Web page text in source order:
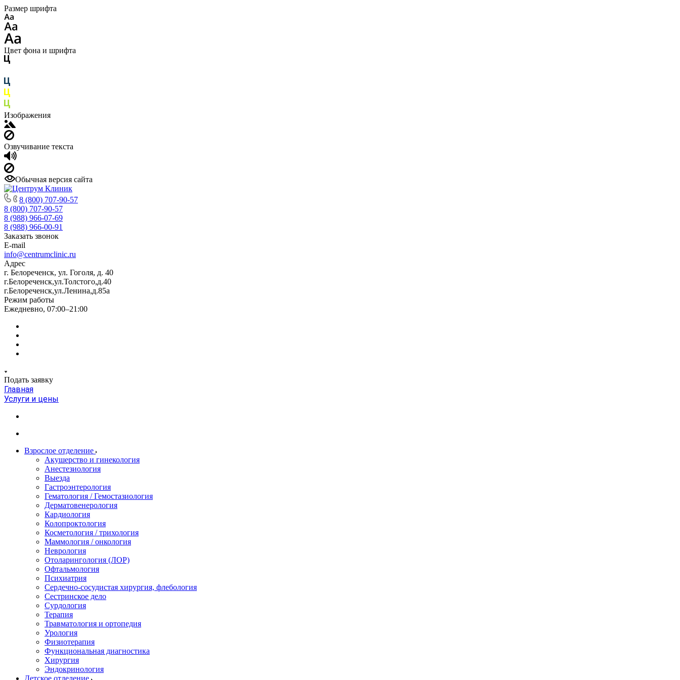
Размер шрифта
Цвет фона и шрифта
Изображения
Озвучивание текста
Обычная версия сайта
8 (800) 707-90-57
8 (800) 707-90-57
8 (988) 966-07-69
8 (988) 966-00-91
Заказать звонок
E-mail
info@centrumclinic.ru
Адрес
г. Белореченск, ул. Гоголя, д. 40
г.Белореченск,ул.Толстого,д.40
г.Белореченск,ул.Ленина,д.85а
Режим работы
Ежедневно, 07:00–21:00
Подать заявку
Главная
Услуги и цены
Взрослое отделение
Акушерство и гинекология
Анестезиология
Выезда
Гастроэнтерология
Гематология / Гемостазиология
Дерматовенерология
Кардиология
Колопроктология
Косметология / трихология
Маммология / онкология
Неврология
Отоларингология (ЛОР)
Офтальмология
Психиатрия
Сердечно-сосудистая хирургия, флебология
Сестринское дело
Сурдология
Терапия
Травматология и ортопедия
Урология
Физиотерапия
Функциональная диагностика
Хирургия
Эндокринология
Детское отделение